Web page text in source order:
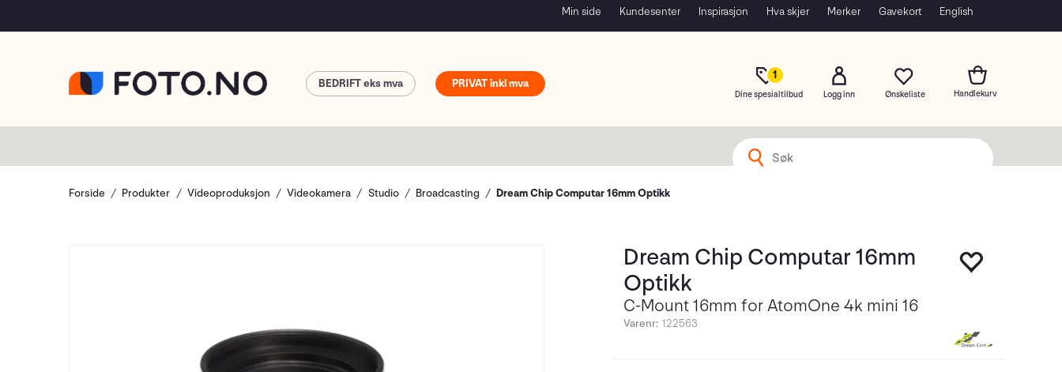
Min side Kundesenter Inspirasjon Hva skjer Merker Gavekort English
1
Dine spesialtilbud Logg inn
PRIVAT
BEDRIFT
Forside Produkter Videoproduksjon Videokamera Studio Broadcasting Dream Chip Computar 16mm Optikk
Dream Chip Computar 16mm
Optikk
C-Mount 16mm for AtomOne 4k mini 16
Varenr: 122563